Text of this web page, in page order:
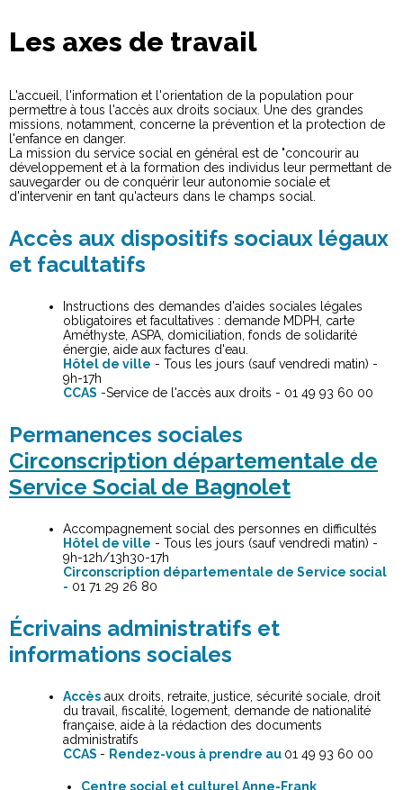
Les axes de travail
L'accueil, l'information et l'orientation de la population pour
permettre à tous l'accès aux droits sociaux. Une des grandes
missions, notamment, concerne la prévention et la protection de
l'enfance en danger.
La mission du service social en général est de "concourir au
développement et à la formation des individus leur permettant de
sauvegarder ou de conquérir leur autonomie sociale et
d'intervenir en tant qu'acteurs dans le champs social.
Accès aux dispositifs sociaux légaux
et facultatifs
Instructions des demandes d'aides sociales légales
obligatoires et facultatives : demande MDPH, carte
Améthyste, ASPA, domiciliation, fonds de solidarité
énergie, aide aux factures d'eau.
Hôtel de ville - Tous les jours (sauf vendredi matin) -
9h-17h
CCAS -Service de l'accès aux droits - 01 49 93 60 00
Permanences sociales
Circonscription départementale de
Service Social de Bagnolet
Accompagnement social des personnes en difficultés
Hôtel de ville - Tous les jours (sauf vendredi matin) -
9h-12h/13h30-17h
Circonscription départementale de Service social
- 01 71 29 26 80
Écrivains administratifs et
informations sociales
Accès aux droits, retraite, justice, sécurité sociale, droit
du travail, fiscalité, logement, demande de nationalité
française, aide à la rédaction des documents
administratifs
CCAS - Rendez-vous à prendre au 01 49 93 60 00
Centre social et culturel Anne-Frank